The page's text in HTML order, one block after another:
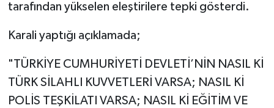
tarafından yükselen eleştirilere tepki gösterdi.
Karali yaptığı açıklamada;
"TÜRKİYE CUMHURİYETİ DEVLETİ’NİN NASIL Kİ
TÜRK SİLAHLI KUVVETLERİ VARSA; NASIL Kİ
POLİS TEŞKİLATI VARSA; NASIL Kİ EĞİTİM VE